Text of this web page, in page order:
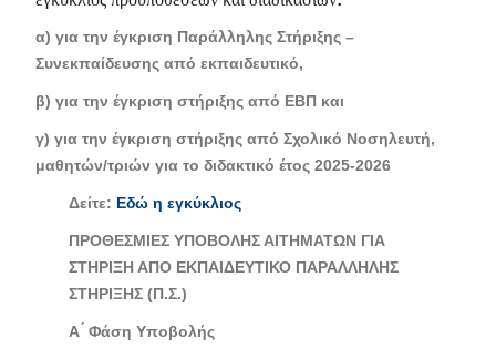
α) για την έγκριση Παράλληλης Στήριξης –
Συνεκπαίδευσης από εκπαιδευτικό,
β) για την έγκριση στήριξης από ΕΒΠ και
γ) για την έγκριση στήριξης από Σχολικό Νοσηλευτή,
μαθητών/τριών για το διδακτικό έτος 2025-2026
Δείτε: Εδώ η εγκύκλιος
ΠΡΟΘΕΣΜΙΕΣ ΥΠΟΒΟΛΗΣ ΑΙΤΗΜΑΤΩΝ ΓΙΑ
ΣΤΗΡΙΞΗ ΑΠΟ ΕΚΠΑΙΔΕΥΤΙΚΟ ΠΑΡΑΛΛΗΛΗΣ
ΣΤΗΡΙΞΗΣ (Π.Σ.)
Α ́ Φάση Υποβολής